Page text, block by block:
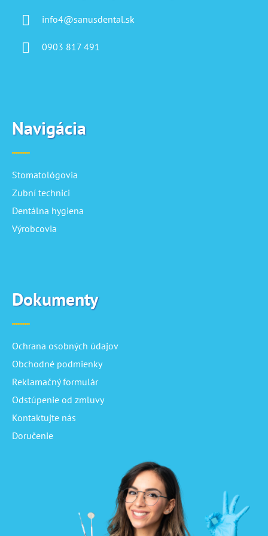
info4@sanusdental.sk
0903 817 491
Navigácia
Stomatológovia
Zubní technici
Dentálna hygiena
Výrobcovia
Dokumenty
Ochrana osobných údajov
Obchodné podmienky
Reklamačný formulár
Odstúpenie od zmluvy
Kontaktujte nás
Doručenie